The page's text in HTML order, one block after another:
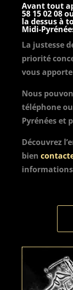
Avant tout
58 15 02 08
la dessus à
Midi-
La justesse
priorité
vous
Nous
téléphone
Pyrénées et
Découvrez
bien